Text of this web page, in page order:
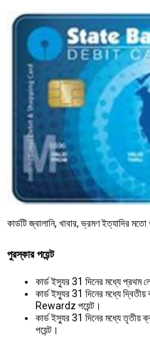
কার্ডটি জ্বালানি, খাবার, ভ্রমণ ইত্যাদির
পুরস্কার পয়েন্ট
কার্ড ইস্যুর 31 দিনের মধ্যে
কার্ড ইস্যুর 31 দিনের মধ্যে
Rewardz পয়েন্ট।
কার্ড ইস্যুর 31 দিনের মধ্যে
পয়েন্ট।